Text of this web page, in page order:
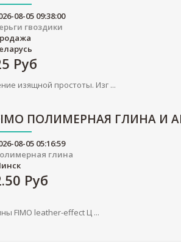
08-05 09:38:00
гвоздики
Руб
изящной простоты. Изг ...
ПОЛИМЕРНАЯ ГЛИНА И
08-05 05:16:59
глина
Руб
FIMO leather-effect Ц ...